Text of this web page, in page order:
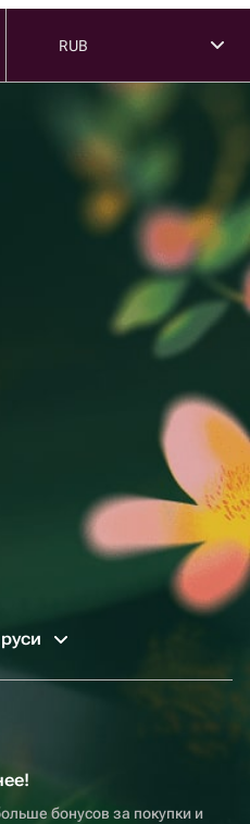
RUB
бонусов за покупки и